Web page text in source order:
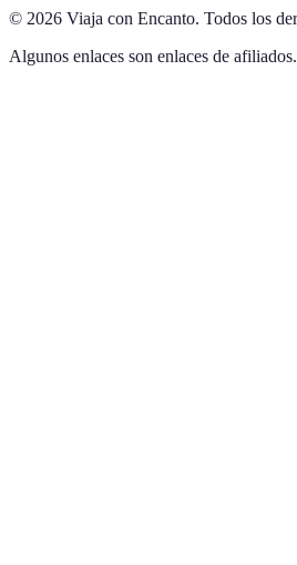
© 2026 Viaja con Encanto. Todos los
Algunos enlaces son enlaces de afiliados.